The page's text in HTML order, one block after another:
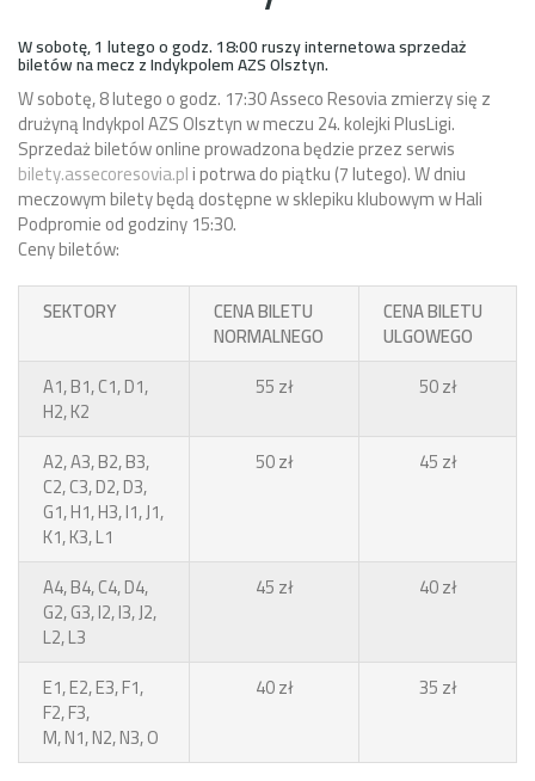
W sobotę, 1 lutego o godz. 18:00 ruszy internetowa sprzedaż
biletów na mecz z Indykpolem AZS Olsztyn.
W sobotę, 8 lutego o godz. 17:30 Asseco Resovia zmierzy się z
drużyną Indykpol AZS Olsztyn w meczu 24. kolejki PlusLigi.
Sprzedaż biletów online prowadzona będzie przez serwis
bilety.assecoresovia.pli potrwa do piątku (7 lutego). W dniu
meczowym bilety będą dostępne w sklepiku klubowym w Hali
Podpromie od godziny 15:30.
Ceny biletów:
SEKTORY
CENA BILETU
NORMALNEGO
CENA BILETU
ULGOWEGO
A1, B1, C1, D1,
H2, K2
55 zł 50 zł
A2, A3, B2, B3,
C2, C3, D2, D3,
G1, H1, H3, I1, J1,
K1, K3, L1
50 zł 45 zł
A4, B4, C4, D4,
G2, G3, I2, I3, J2,
L2, L3
45 zł 40 zł
E1, E2, E3, F1,
F2, F3,
M, N1, N2, N3, O
40 zł 35 zł